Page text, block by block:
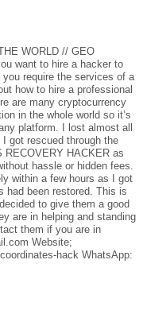
WORLD // GEO
want to hire a hacker to
require the services of a
how to hire a professional
are many cryptocurrency
in the whole world so it’s
platform. I lost almost all
got rescued through the
RECOVERY HACKER as
hassle or hidden fees.
within a few hours as I got
had been restored. This is
to give them a good
are in helping and standing
them if you are in
Website;
hack WhatsApp: